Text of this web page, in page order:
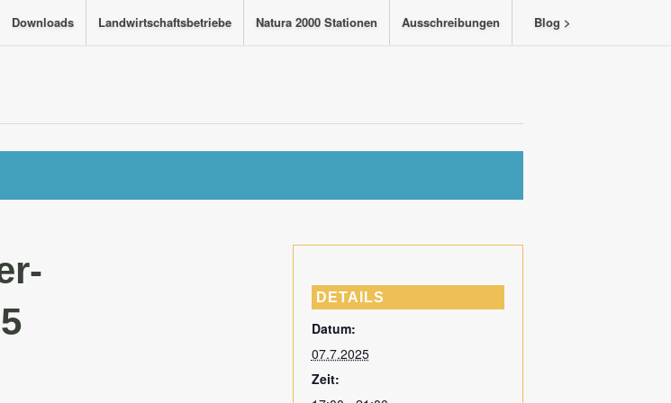
Downloads Landwirtschaftsbetriebe Natura 2000 Stationen Ausschreibungen Blog >
DETAILS
Datum:
07.7.2025
Zeit: